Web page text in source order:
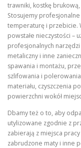
trawniki, kostkę
Stosujemy
temperaturę i przebicie.
powstałe nieczystości –
profesjonalnych narzędzi
metaliczny i inne
spawania i montażu,
szlifowania i
materiału, czyszczenia
powierzchni wokół
Dbamy też o to, aby
utylizowane zgodnie z
zabierają z miejsca
zabrudzone maty i inne